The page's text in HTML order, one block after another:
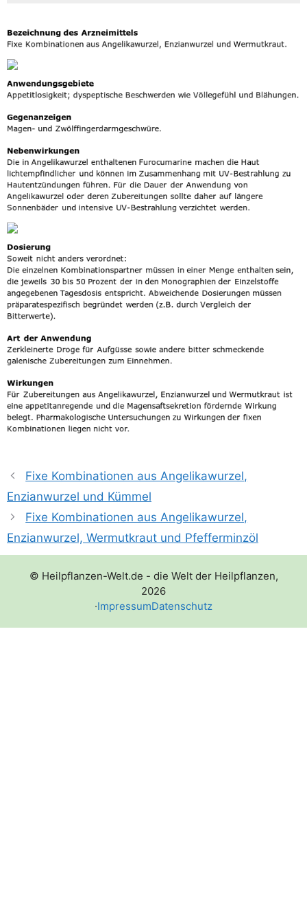
Fixe Kombinationen aus Angelikawurzel,
Enzianwurzel und Kümmel
Fixe Kombinationen aus Angelikawurzel,
Enzianwurzel, Wermutkraut und Pfefferminzöl
© Heilpflanzen-Welt.de - die Welt der Heilpflanzen,
2026
·ImpressumDatenschutz